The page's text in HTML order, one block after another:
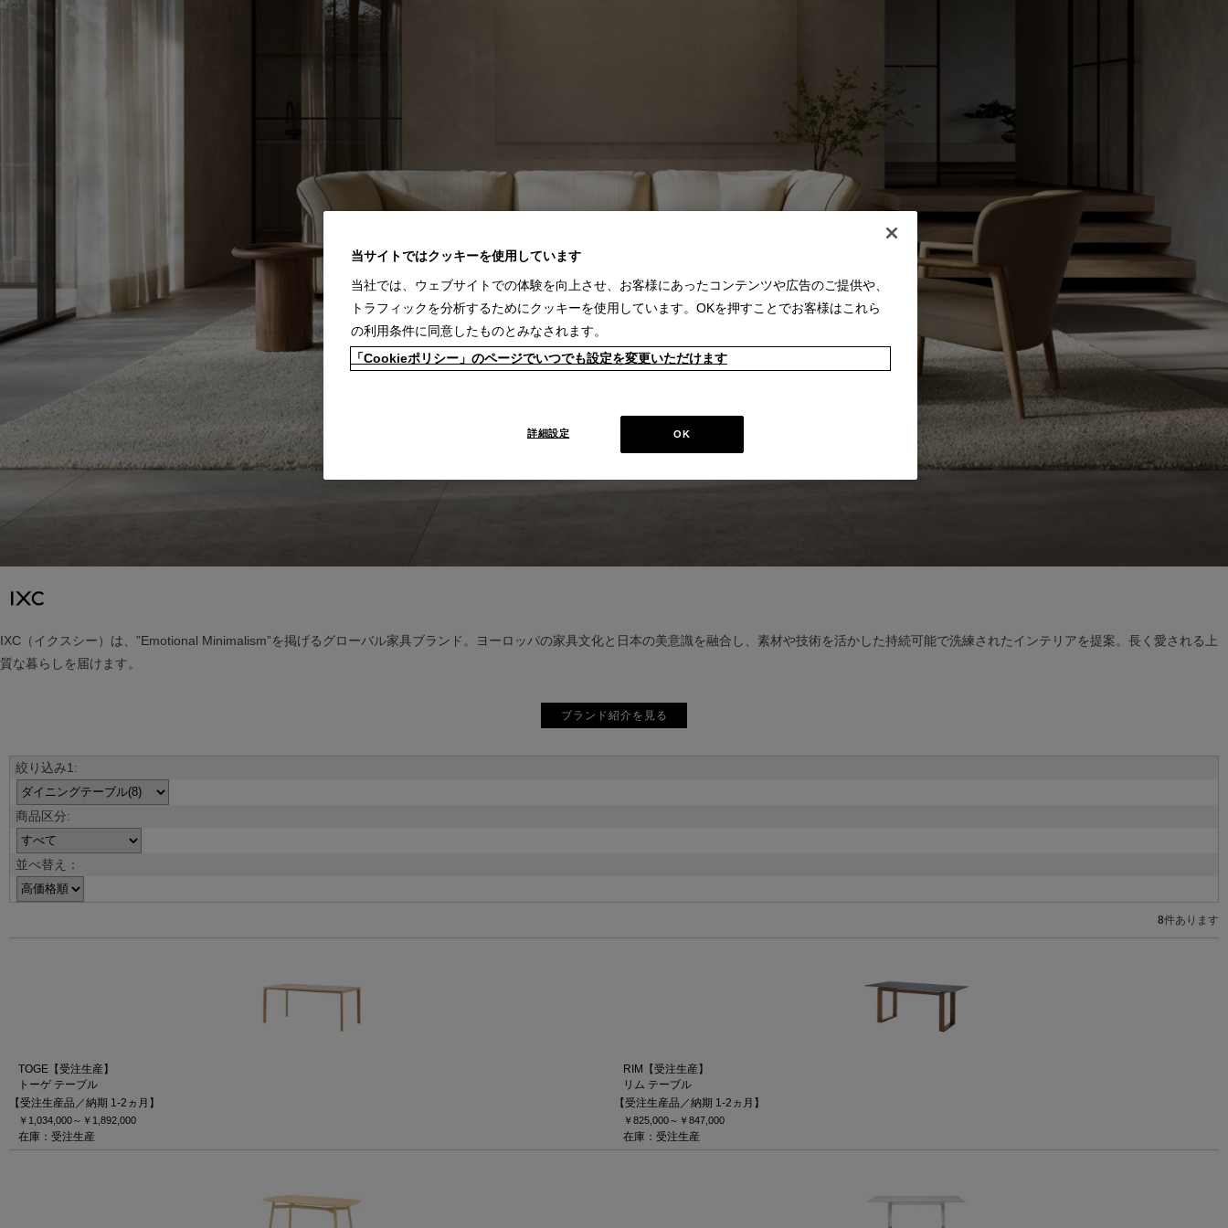
IXC（イクスシー）は、”Emotional Minimalism”を掲げるグローバル家具ブランド。ヨーロッパの家具文化と日本の美意識を融合し、素材や技術を活かした持続可能で洗練されたインテリアを提案。長く愛される上
質な暮らしを届けます。
ブランド紹介を見る
並べ替え：
8件あります
TOGE【受注生産】
トーゲ テーブル
【受注生産品／納期 1-2ヵ月】
￥1,034,000～ ￥1,892,000
在庫：受注生産
RIM【受注生産】
リム テーブル
【受注生産品／納期 1-2ヵ月】
￥825,000～ ￥847,000
在庫：受注生産
当サイトではクッキーを使用しています
当社では、ウェブサイトでの体験を向上させ、お客様にあったコンテンツや広告のご提供や、
トラフィックを分析するためにクッキーを使用しています。OKを押すことでお客様はこれら
の利用条件に同意したものとみなされます。
「Cookieポリシー」のページでいつでも設定を変更いただけます
OK
詳細設定